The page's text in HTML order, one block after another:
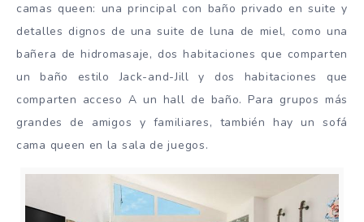
camas queen: una principal con baño privado en suite y
detalles dignos de una suite de luna de miel, como una
bañera de hidromasaje, dos habitaciones que comparten
un baño estilo Jack-and-Jill y dos habitaciones que
comparten acceso A un hall de baño. Para grupos más
grandes de amigos y familiares, también hay un sofá
cama queen en la sala de juegos.